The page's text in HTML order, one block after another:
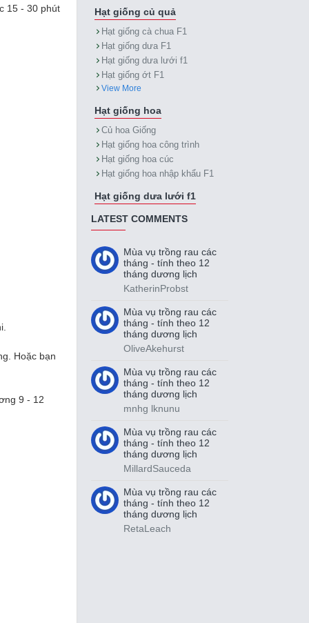
15 - 30 phút
Hoặc bạn
9 - 12
Hạt giống củ quả
Hạt giống cà chua F1
Hạt giống dưa F1
Hạt giống dưa lưới f1
Hạt giống ớt F1
View More
Hạt giống hoa
Củ hoa Giống
Hạt giống hoa công trình
Hạt giống hoa cúc
Hạt giống hoa nhập khẩu F1
Hạt giống dưa lưới f1
LATEST COMMENTS
Mùa vụ trồng rau các
tháng - tính theo 12
tháng dương lịch
KatherinProbst
Mùa vụ trồng rau các
tháng - tính theo 12
tháng dương lịch
OliveAkehurst
Mùa vụ trồng rau các
tháng - tính theo 12
tháng dương lịch
mnhg lknunu
Mùa vụ trồng rau các
tháng - tính theo 12
tháng dương lịch
MillardSauceda
Mùa vụ trồng rau các
tháng - tính theo 12
tháng dương lịch
RetaLeach